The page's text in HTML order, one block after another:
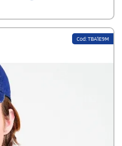
Cod: TBA1E9M